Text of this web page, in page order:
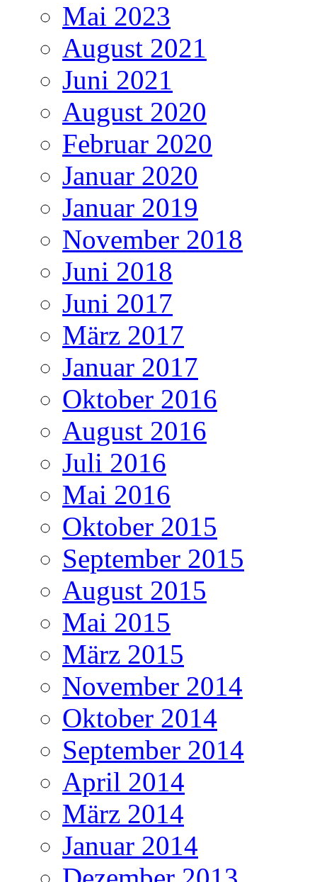
Mai 2023
August 2021
Juni 2021
August 2020
Februar 2020
Januar 2020
Januar 2019
November 2018
Juni 2018
Juni 2017
März 2017
Januar 2017
Oktober 2016
August 2016
Juli 2016
Mai 2016
Oktober 2015
September 2015
August 2015
Mai 2015
März 2015
November 2014
Oktober 2014
September 2014
April 2014
März 2014
Januar 2014